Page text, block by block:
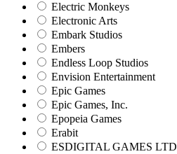
Electric Monkeys
Electronic Arts
Embark Studios
Embers
Endless Loop Studios
Envision Entertainment
Epic Games
Epic Games, Inc.
Epopeia Games
Erabit
ESDIGITAL GAMES LTD